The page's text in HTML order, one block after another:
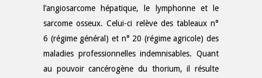
l’angiosarcome hépatique, le lymphonne et le
sarcome osseux. Celui-ci relève des tableaux n°
6 (régime général) et n° 20 (régime agricole) des
maladies professionnelles indemnisables. Quant
au pouvoir cancérogène du thorium, il résulte